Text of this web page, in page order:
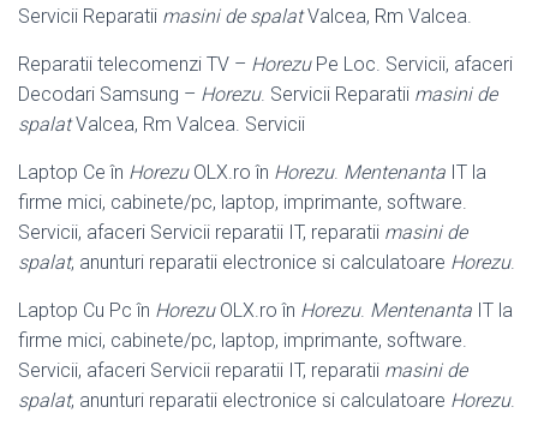
Servicii Reparatii masini de spalatValcea, Rm Valcea.
Reparatii telecomenzi TV – HorezuPe Loc. Servicii, afaceri
Decodari Samsung – Horezu. Servicii Reparatii masini de
spalatValcea, Rm Valcea. Servicii
Laptop Ce în HorezuOLX.ro în Horezu. Mentenanta IT la
firme mici, cabinete/pc, laptop, imprimante, software.
Servicii, afaceri Servicii reparatii IT, reparatii masini de
spalat, anunturi reparatii electronice si calculatoare Horezu.
Laptop Cu Pc în HorezuOLX.ro în Horezu. Mentenanta IT la
firme mici, cabinete/pc, laptop, imprimante, software.
Servicii, afaceri Servicii reparatii IT, reparatii masini de
spalat, anunturi reparatii electronice si calculatoare Horezu.